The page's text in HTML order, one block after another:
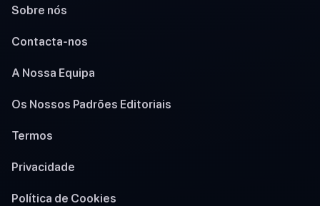
Sobre nós
Contacta-nos
A Nossa Equipa
Os Nossos Padrões Editoriais
Termos
Privacidade
Política de Cookies